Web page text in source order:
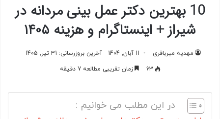
10 بهترین دکتر عمل بینی مردانه در
شیراز + اینستاگرام و هزینه ۱۴۰۵
مهدیه میرباقری 11 آبان, 1404
آخرین بروزرسانی: 31 تیر, 1405
63
زمان تقریبی مطالعه 7 دقیقه
در این مطلب می خوانیم :